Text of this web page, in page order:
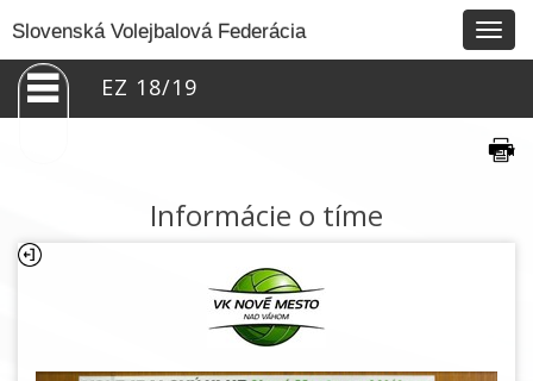
Slovenská Volejbalová Federácia
EZ 18/19
Informácie o tíme